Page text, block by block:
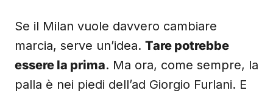
Se il Milan vuole davvero cambiare
marcia, serve un’idea. Tare potrebbe
essere la prima. Ma ora, come sempre, la
palla è nei piedi dell’ad Giorgio Furlani. E